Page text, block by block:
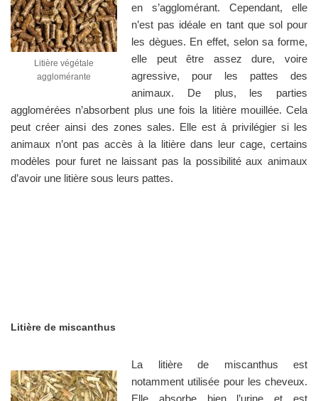
Litière végétale
agglomérante
en s’agglomérant. Cependant, elle
n’est pas idéale en tant que sol pour
les dègues. En effet, selon sa forme,
elle peut être assez dure, voire
agressive, pour les pattes des
animaux. De plus, les parties
agglomérées n’absorbent plus une fois la litière mouillée. Cela
peut créer ainsi des zones sales. Elle est à privilégier si les
animaux n’ont pas accès à la litière dans leur cage, certains
modèles pour furet ne laissant pas la possibilité aux animaux
d’avoir une litière sous leurs pattes.
Litière de miscanthus
La litière de miscanthus est
notamment utilisée pour les cheveux.
Elle absorbe bien l’urine et est